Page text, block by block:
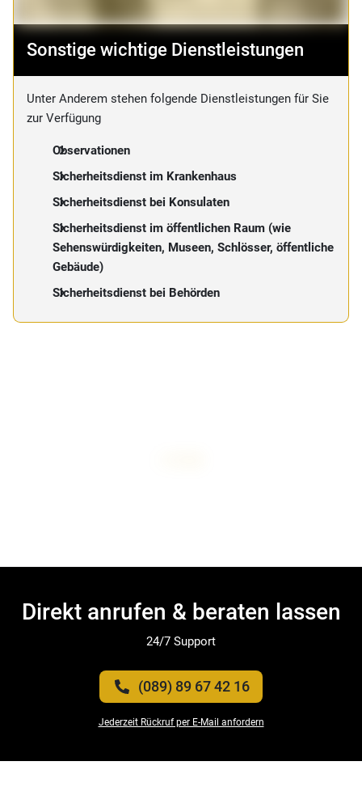
Sonstige wichtige Dienstleistungen
Unter Anderem stehen folgende Dienstleistungen für Sie
zur Verfügung
Observationen
Sicherheitsdienst im Krankenhaus
Sicherheitsdienst bei Konsulaten
Sicherheitsdienst im öffentlichen Raum (wie
Sehenswürdigkeiten, Museen, Schlösser, öffentliche
Gebäude)
Sicherheitsdienst bei Behörden
Direkt anrufen & beraten lassen
24/7 Support
(089) 89 67 42 16
Jederzeit Rückruf per E-Mail anfordern